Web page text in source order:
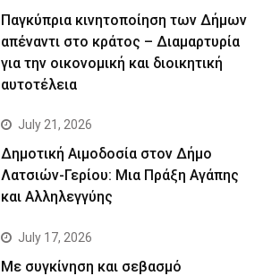
Παγκύπρια κινητοποίηση των Δήμων
απέναντι στο κράτος – Διαμαρτυρία
για την οικονομική και διοικητική
αυτοτέλεια
July 21, 2026
Δημοτική Αιμοδοσία στον Δήμο
Λατσιών-Γερίου: Μια Πράξη Αγάπης
και Αλληλεγγύης
July 17, 2026
Με συγκίνηση και σεβασμό